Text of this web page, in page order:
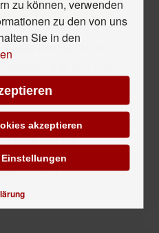
Podcast
Input für Deine
, aber auch mit dem Blick
dazugehört –
und die
Podcast
zu können, verwenden
zu den von uns
Sie in den
akzeptieren